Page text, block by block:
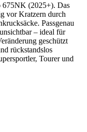
675NK (2025+). Das
vor Kratzern durch
Passgenau
– ideal für
geschützt
rückstandslos
Tourer und